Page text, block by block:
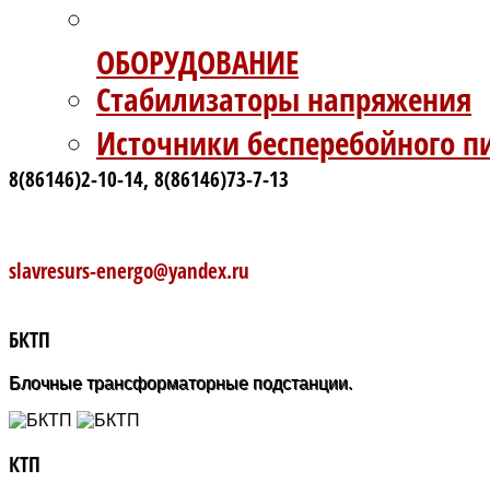
ОБОРУДОВАНИЕ
Стабилизаторы напряжения
Источники бесперебойного
8(86146)2-10-14, 8(86146)73-7-13
slavresurs-energo@yandex.ru
БКТП
Блочные трансформаторные подстанции.
КТП